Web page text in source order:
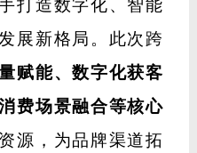
拓展增长新赛道
时刻——德技优品
与蚂蚁播总经理张